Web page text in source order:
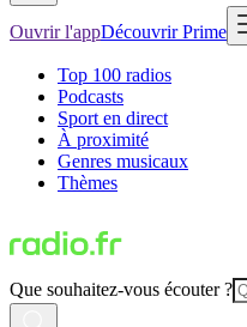
Ouvrir l'appDécouvrir Prime
Top 100 radios
Podcasts
Sport en direct
À proximité
Genres musicaux
Thèmes
Que souhaitez-vous écouter ?